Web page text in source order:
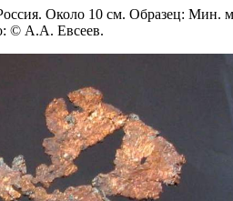
Около 10 см. Образец:
© А.А. Евсеев.